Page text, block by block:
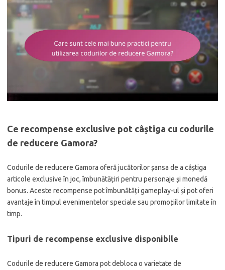
Ce recompense exclusive pot câștiga cu codurile
de reducere Gamora?
Codurile de reducere Gamora oferă jucătorilor șansa de a câștiga
articole exclusive în joc, îmbunătățiri pentru personaje și monedă
bonus. Aceste recompense pot îmbunătăți gameplay-ul și pot oferi
avantaje în timpul evenimentelor speciale sau promoțiilor limitate în
timp.
Tipuri de recompense exclusive disponibile
Codurile de reducere Gamora pot debloca o varietate de